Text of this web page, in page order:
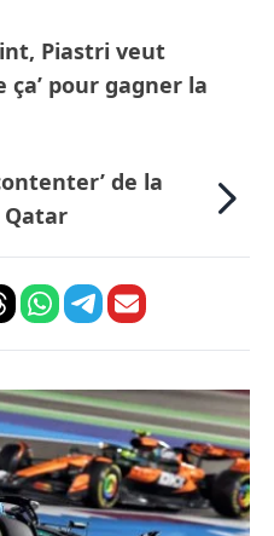
Piastri veut
ça’ pour gagner la
de la
Qatar